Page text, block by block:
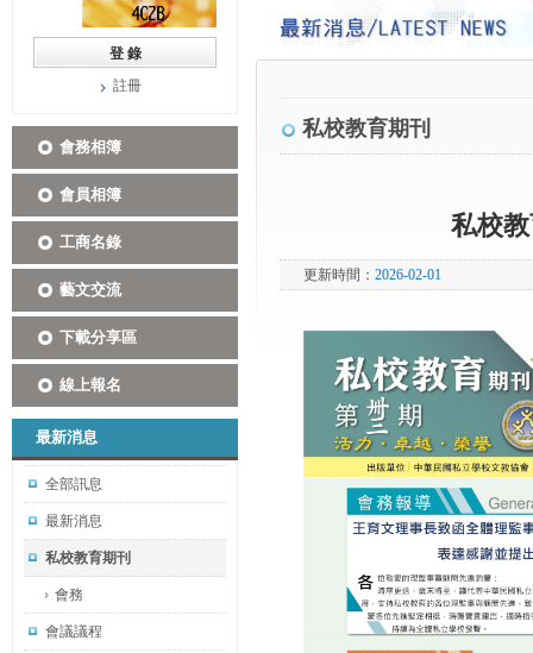
註冊
會務相簿
會員相簿
工商名錄
藝文交流
下載分享區
線上報名
最新消息
全部訊息
最新消息
私校教育期刊
會務
會議議程
私校教育期刊
私校
更新時間： 2026-02-01